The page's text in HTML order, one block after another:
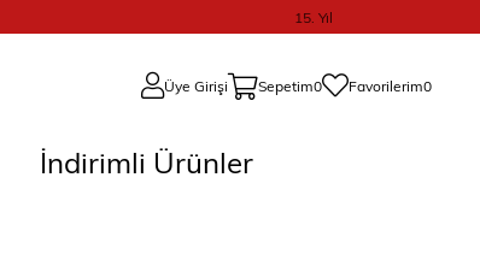
15. Yıl
Üye Girişi Sepetim0 Favorilerim0
İndirimli Ürünler